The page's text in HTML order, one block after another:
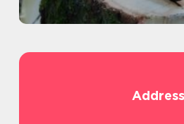
Address